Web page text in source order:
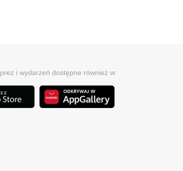
i wydarzeń dostępne również w: